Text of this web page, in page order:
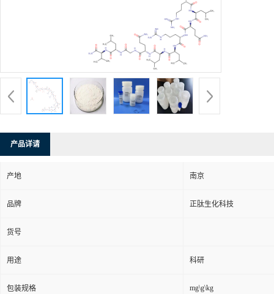
产品详请
产地 南京
品牌 正肽生化科技
货号
用途 科研
包装规格 mg\g\kg